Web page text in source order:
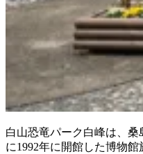
白山恐竜パーク白峰は、
に1992年に開館した博物